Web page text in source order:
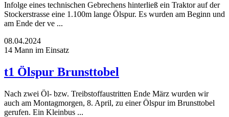
Infolge eines technischen Gebrechens hinterließ ein Traktor auf der
Stockerstrasse eine 1.100m lange Ölspur. Es wurden am Beginn und
am Ende der ve ...
08.04.2024
14 Mann im Einsatz
t1 Ölspur Brunsttobel
Nach zwei Öl- bzw. Treibstoffaustritten Ende März wurden wir
auch am Montagmorgen, 8. April, zu einer Ölspur im Brunsttobel
gerufen. Ein Kleinbus ...